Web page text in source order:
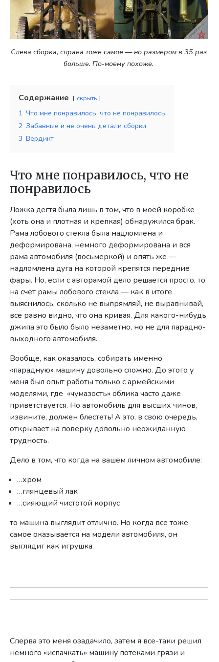
Слева сборка, справа тоже самое — но размером в 35 раз
больше. По-моему похоже.
Содержание скрыть
1 Что мне понравилось, что не понравилось
2 Забавные и не очень детали сборки
3 Вердикт
Что мне понравилось, что не
понравилось
Ложка дегтя была лишь в том, что в моей коробке
(хоть она и плотная и крепкая) обнаружился брак.
Рама лобового стекла была надломлена и
деформирована, немного деформирована и вся
рама автомобиля (восьмеркой) и опять же —
надломлена дуга на которой крепятся передние
фары. Но, если с авторамой дело решается просто, то
на счет рамы лобового стекла — как в итоге
выяснилось, сколько не выпрямляй, не выравнивай,
все равно видно, что она кривая. Для какого-нибудь
джипа это было было незаметно, но не для парадно-
выходного автомобиля.
Вообще, как оказалось, собирать именно
«парадную» машину довольно сложно. До этого у
меня был опыт работы только с армейскими
моделями, где «чумазость» облика часто даже
приветствуется. Но автомобиль для высших чинов,
извините, должен блестеть! А это, в свою очередь,
открывает на поверку довольно неожиданную
трудность.
Дело в том, что когда на вашем личном автомобиле:
…хром
…глянцевый лак
…сияющий чистотой корпус
то машина выглядит отлично. Но когда всё тоже
самое оказывается на модели автомобиля, он
выглядит как игрушка.
Сперва это меня озадачило, затем я все-таки решил
немного «испачкать» машину потеками грязи и